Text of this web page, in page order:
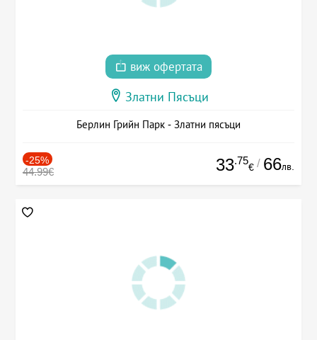
виж офертата
Златни Пясъци
Берлин Грийн Парк - Златни пясъци
-25%
44.99€ 33.75
€ / 66лв.